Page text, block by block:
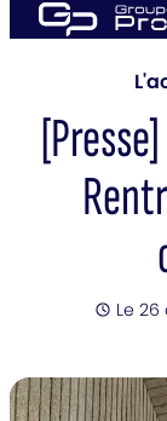
Aller
au
Posté
Le